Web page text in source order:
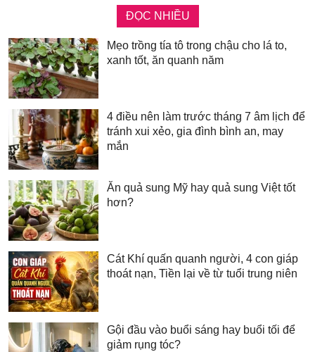
ĐỌC NHIỀU
Mẹo trồng tía tô trong chậu cho lá to,
xanh tốt, ăn quanh năm
4 điều nên làm trước tháng 7 âm lịch để
tránh xui xẻo, gia đình bình an, may
mắn
Ăn quả sung Mỹ hay quả sung Việt tốt
hơn?
Cát Khí quấn quanh người, 4 con giáp
thoát nạn, Tiền lại về từ tuổi trung niên
Gội đầu vào buổi sáng hay buổi tối để
giảm rụng tóc?